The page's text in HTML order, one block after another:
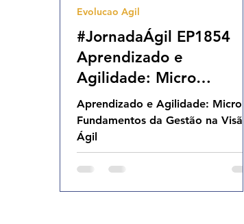
#JornadaÁgil EP1854
Aprendizado e
Agilidade: Micro
Fundamentos da Gestão
na Visão Ágil DOM
08.03.26 07h31
Aprendizado e Agilidade: Micro
Fundamentos da Gestão na Visão
Ágil
Evolucao Agil